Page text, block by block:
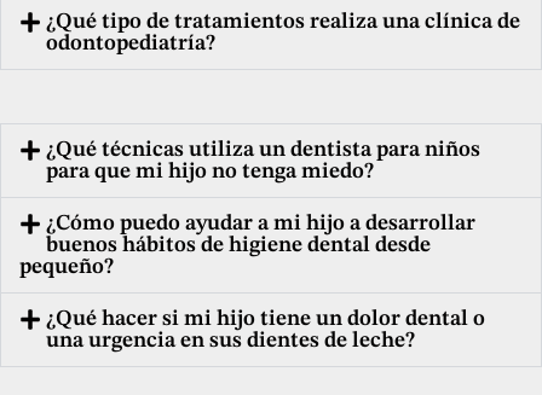
¿Qué tipo de tratamientos realiza una clínica de
odontopediatría?
¿Qué técnicas utiliza un dentista para niños
para que mi hijo no tenga miedo?
¿Cómo puedo ayudar a mi hijo a desarrollar
buenos hábitos de higiene dental desde
pequeño?
¿Qué hacer si mi hijo tiene un dolor dental o
una urgencia en sus dientes de leche?